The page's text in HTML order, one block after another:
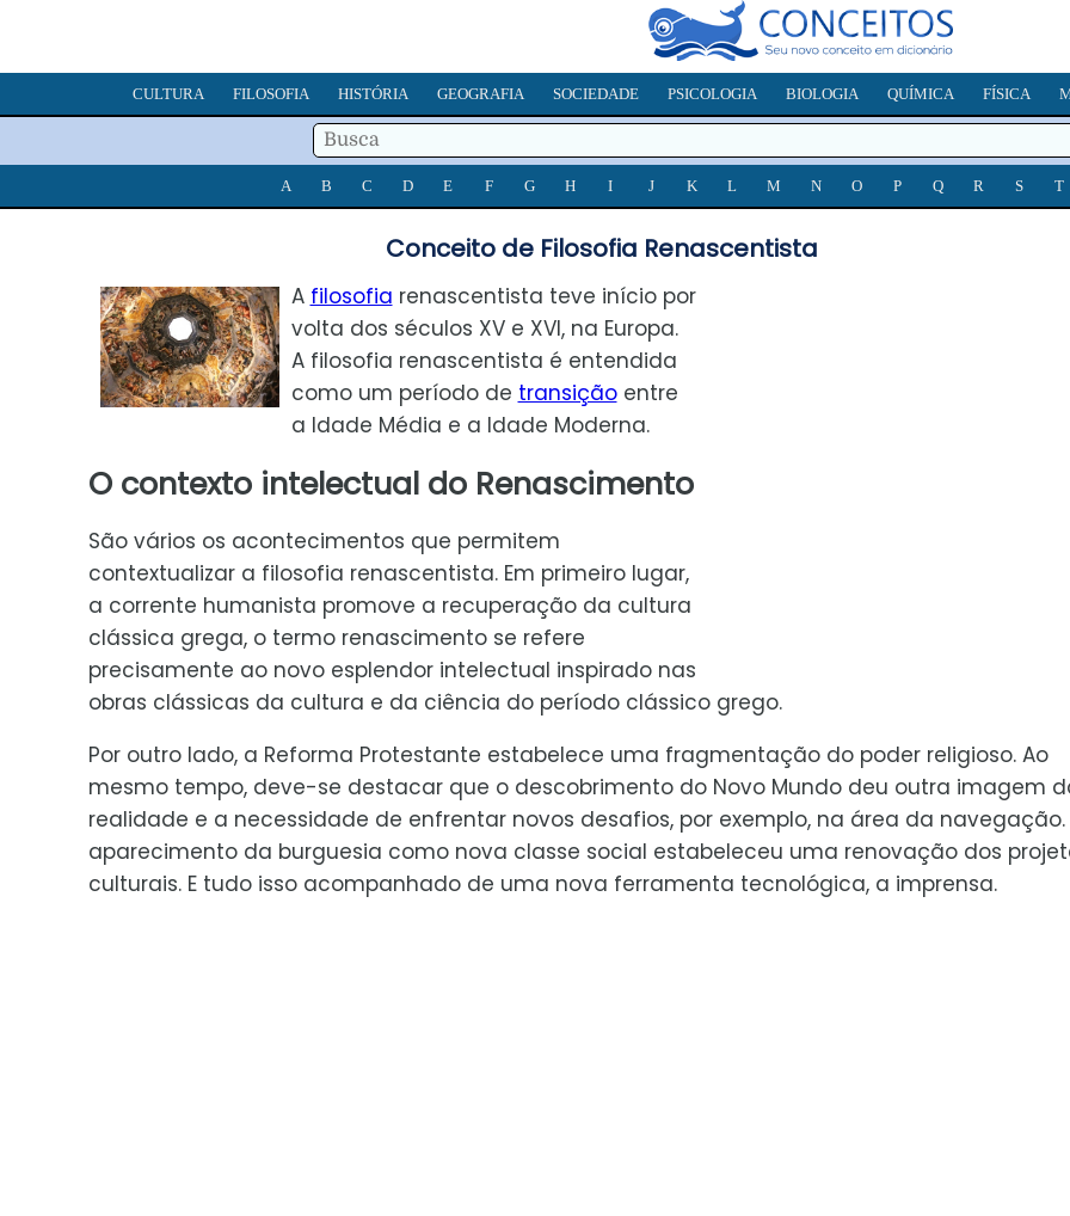
CULTURA FILOSOFIA HISTÓRIA GEOGRAFIA SOCIEDADE PSICOLOGIA BIOLOGIA QUÍMICA FÍSICA
A B C D E F G H I J K L M N O P Q R S T
Conceito de Filosofia Renascentista
A filosofia renascentista teve início por
volta dos séculos XV e XVI, na Europa.
A filosofia renascentista é entendida
como um período de transiçãoentre
a Idade Média e a Idade Moderna.
O contexto intelectual do Renascimento
São vários os acontecimentos que permitem
contextualizar a filosofia renascentista. Em primeiro lugar,
a corrente humanista promove a recuperação da cultura
clássica grega, o termo renascimento se refere
precisamente ao novo esplendor intelectual inspirado nas
obras clássicas da cultura e da ciência do período clássico grego.
Por outro lado, a Reforma Protestante estabelece uma fragmentação do poder religioso. Ao
mesmo tempo, deve-se destacar que o descobrimento do Novo Mundo deu outra imagem
realidade e a necessidade de enfrentar novos desafios, por exemplo, na área da navegação.
aparecimento da burguesia como nova classe social estabeleceu uma renovação dos
culturais. E tudo isso acompanhado de uma nova ferramenta tecnológica, a imprensa.